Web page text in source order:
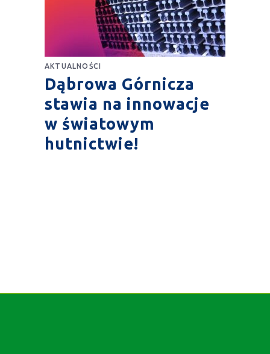
AKTUALNOŚCI
Dąbrowa Górnicza
stawia na innowacje
w światowym
hutnictwie!